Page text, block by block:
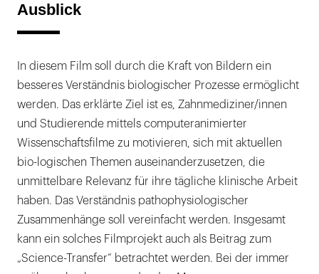
Ausblick
In diesem Film soll durch die Kraft von Bildern ein
besseres Verständnis biologischer Prozesse ermöglicht
werden. Das erklärte Ziel ist es, Zahnmediziner/innen
und Studierende mittels computeranimierter
Wissenschaftsfilme zu motivieren, sich mit aktuellen
bio-logischen Themen auseinanderzusetzen, die
unmittelbare Relevanz für ihre tägliche klinische Arbeit
haben. Das Verständnis pathophysiologischer
Zusammenhänge soll vereinfacht werden. Insgesamt
kann ein solches Filmprojekt auch als Beitrag zum
„Science-Transfer“ betrachtet werden. Bei der immer